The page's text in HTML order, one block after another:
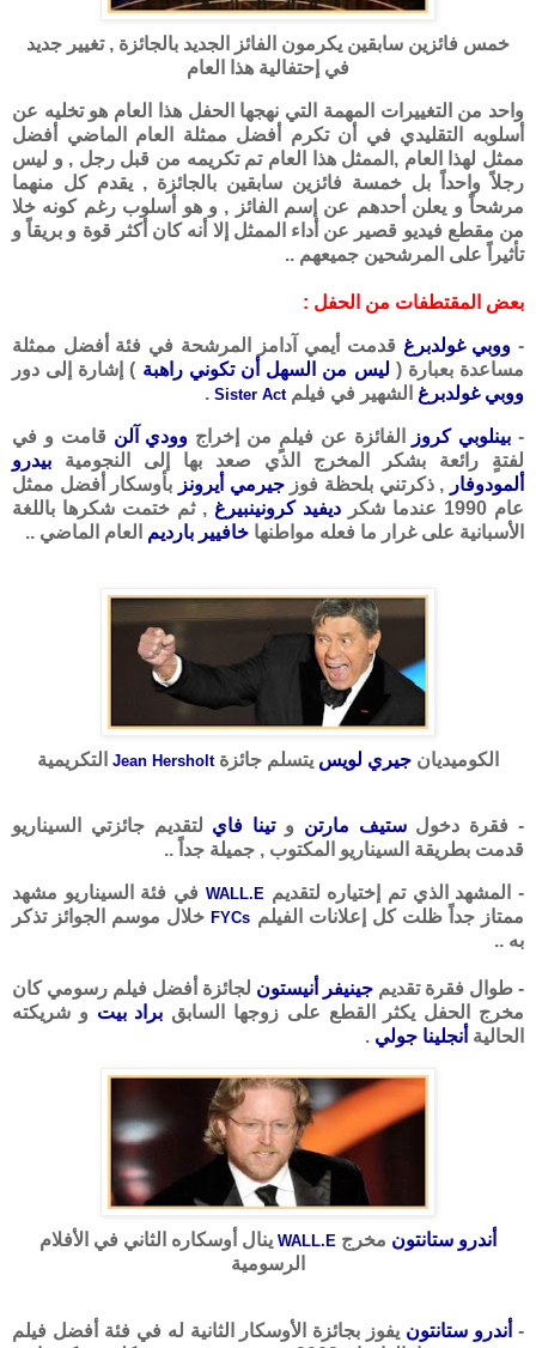
خمس فائزين سابقين يكرمون الفائز الجديد بالجائزة , تغيير جديد
في إحتفالية هذا العام
واحد من التغييرات المهمة التي نهجها الحفل هذا العام هو تخليه عن
أسلوبه التقليدي في أن تكرم أفضل ممثلة العام الماضي أفضل
ممثل لهذا العام ,الممثل هذا العام تم تكريمه من قبل رجل , و ليس
رجلاً واحداً بل خمسة فائزين سابقين بالجائزة , يقدم كل منهما
مرشحاً و يعلن أحدهم عن إسم الفائز , و هو أسلوب رغم كونه خلا
من مقطع فيديو قصير عن أداء الممثل إلا أنه كان أكثر قوة و بريقاً و
تأثيراً على المرشحين جميعهم ..
بعض المقتطفات من الحفل :
- ووبي غولدبرغ قدمت أيمي آدامز المرشحة في فئة أفضل ممثلة
مساعدة بعبارة ( ليس من السهل أن تكوني راهبة ) إشارة إلى دور
ووبي غولدبرغ الشهير في فيلمSister Act
.
- بينلوبي كروز الفائزة عن فيلمٍ من إخراج وودي آلن قامت و في
لفتةٍ رائعة بشكر المخرج الذي صعد بها إلى النجومية بيدرو
ألمودوفار , ذكرتني بلحظة فوزجيرمي أيرونز بأوسكار أفضل ممثل
عام 1990 عندما شكر
ديفيد كرونينبيرغ , ثم ختمت شكرها باللغة
الأسبانية على غرار ما فعله مواطنها خافيير بارديم العام الماضي ..
الكوميديان جيري لويس يتسلم جائزةJean Hersholt التكريمية
- فقرة دخولستيف مارتن وتينا فاي لتقديم جائزتي السيناريو
قدمت بطريقة السيناريو المكتوب , جميلة جداً ..
- المشهد الذي تم إختياره لتقديم WALL.E في فئة السيناريو مشهد
ممتاز جداً ظلت كل إعلانات الفيلم FYCsخلال موسم الجوائز تذكر
به ..
- طوال فقرة تقديم جينيفر أنيستون لجائزة أفضل فيلم رسومي كان
مخرج الحفل يكثر القطع على زوجها السابق براد بيت و شريكته
الحالية أنجلينا جولي .
أندرو ستانتون مخرج WALL.E ينال أوسكاره الثاني في الأفلام
الرسومية
- أندرو ستانتون يفوز بجائزة الأوسكار الثانية له في فئة أفضل فيلم